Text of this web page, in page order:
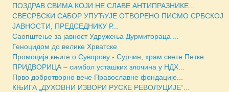
ПОЗДРАВ СВИМА КОЈИ НЕ СЛАВЕ АНТИПРАЗНИКЕ...
СВЕСРБСКИ САБОР УПУЋУЈЕ ОТВОРЕНО ПИСМО СРБСКОЈ
ЈАВНОСТИ, ПРЕДСЕДНИКУ Р...
Саопштење за јавност Удружења Дурмитораца ...
Геноцидом до велике Хрватске
Промоција књиге о Суворову - Сурчин, храм свете Петке...
ПРИДВОРИЦА – симбол усташких злочина у НДХ...
Прво добротворно вече Православне фондације...
КЊИГА „ДУХОВНИ ИЗВОРИ РУСКЕ РЕВОЛУЦИJЕ“...